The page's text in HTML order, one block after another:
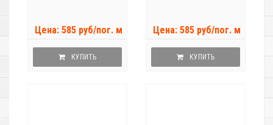
Цена: 585 руб/пог. м
КУПИТЬ
Цена: 585 руб/пог. м
КУПИТЬ